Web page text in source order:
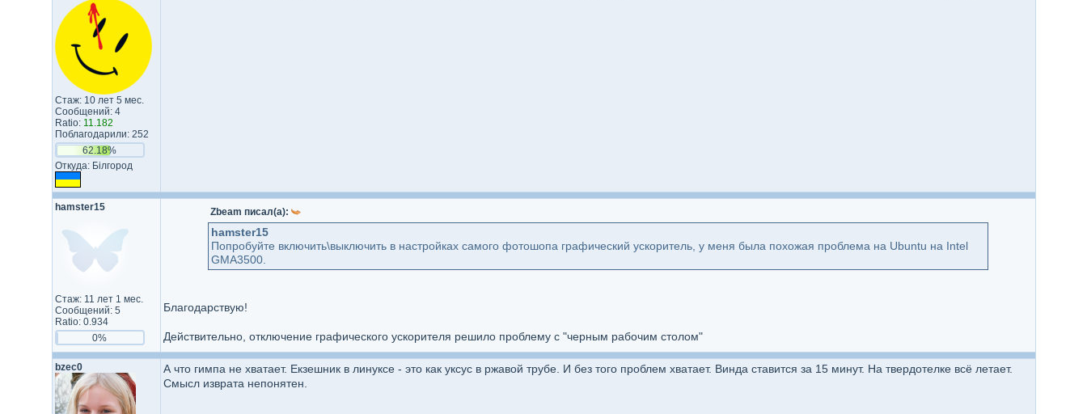
Стаж: 10 лет 5 мес.
Сообщений: 4
Ratio: 11.182
Поблагодарили: 252
62.18%
Откуда: Білгород
hamster15
Стаж: 11 лет 1 мес.
Сообщений: 5
Ratio: 0.934
0%
Zbeam писал(а):
hamster15
Попробуйте включить\выключить в настройках самого фотошопа графический ускоритель, у меня была похожая проблема на Ubuntu на Intel
GMA3500.
Благодарствую!
Действительно, отключение графического ускорителя решило проблему с "черным рабочим столом"
bzec0
А что гимпа не хватает. Екзешник в линуксе - это как уксус в ржавой трубе. И без того проблем хватает. Винда ставится за 15 минут. На твердотелке всё летает.
Смысл изврата непонятен.